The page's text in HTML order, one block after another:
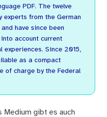
PDF. The twelve
from the German
have since been
account current
Since 2015,
as a compact
of charge by the Federal
Medium gibt es auch